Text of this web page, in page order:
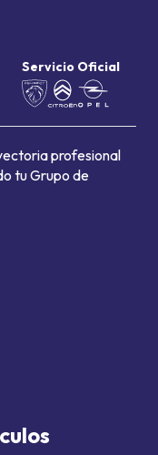
Servicio Oficial
profesional
tu Grupo de